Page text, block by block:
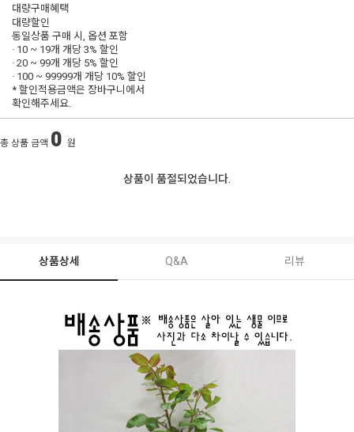
대량구매혜택
대량할인
동일상품 구매 시, 옵션 포함
· 10 ~ 19개 개당3% 할인
· 20 ~ 99개 개당 5% 할인
· 100 ~ 99999개 개당 10% 할인
* 할인적용금액은 장바구니에서
확인해주세요.
총 상품 금액 0 원
상품이 품절되었습니다.
상품상세 Q&A 리뷰